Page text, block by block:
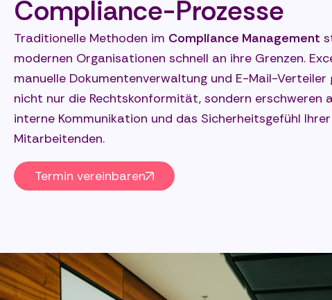
Compliance-Prozesse
Traditionelle Methoden im Compliance Management
modernen Organisationen schnell an ihre Grenzen.
manuelle Dokumentenverwaltung und E-Mail-Verteiler
nicht nur die Rechtskonformität, sondern erschweren
interne Kommunikation und das Sicherheitsgefühl Ihrer
Mitarbeitenden.
Termin vereinbaren